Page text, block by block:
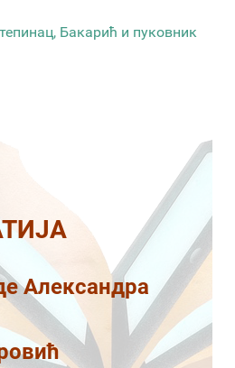
Бакарић и пуковник
Александра